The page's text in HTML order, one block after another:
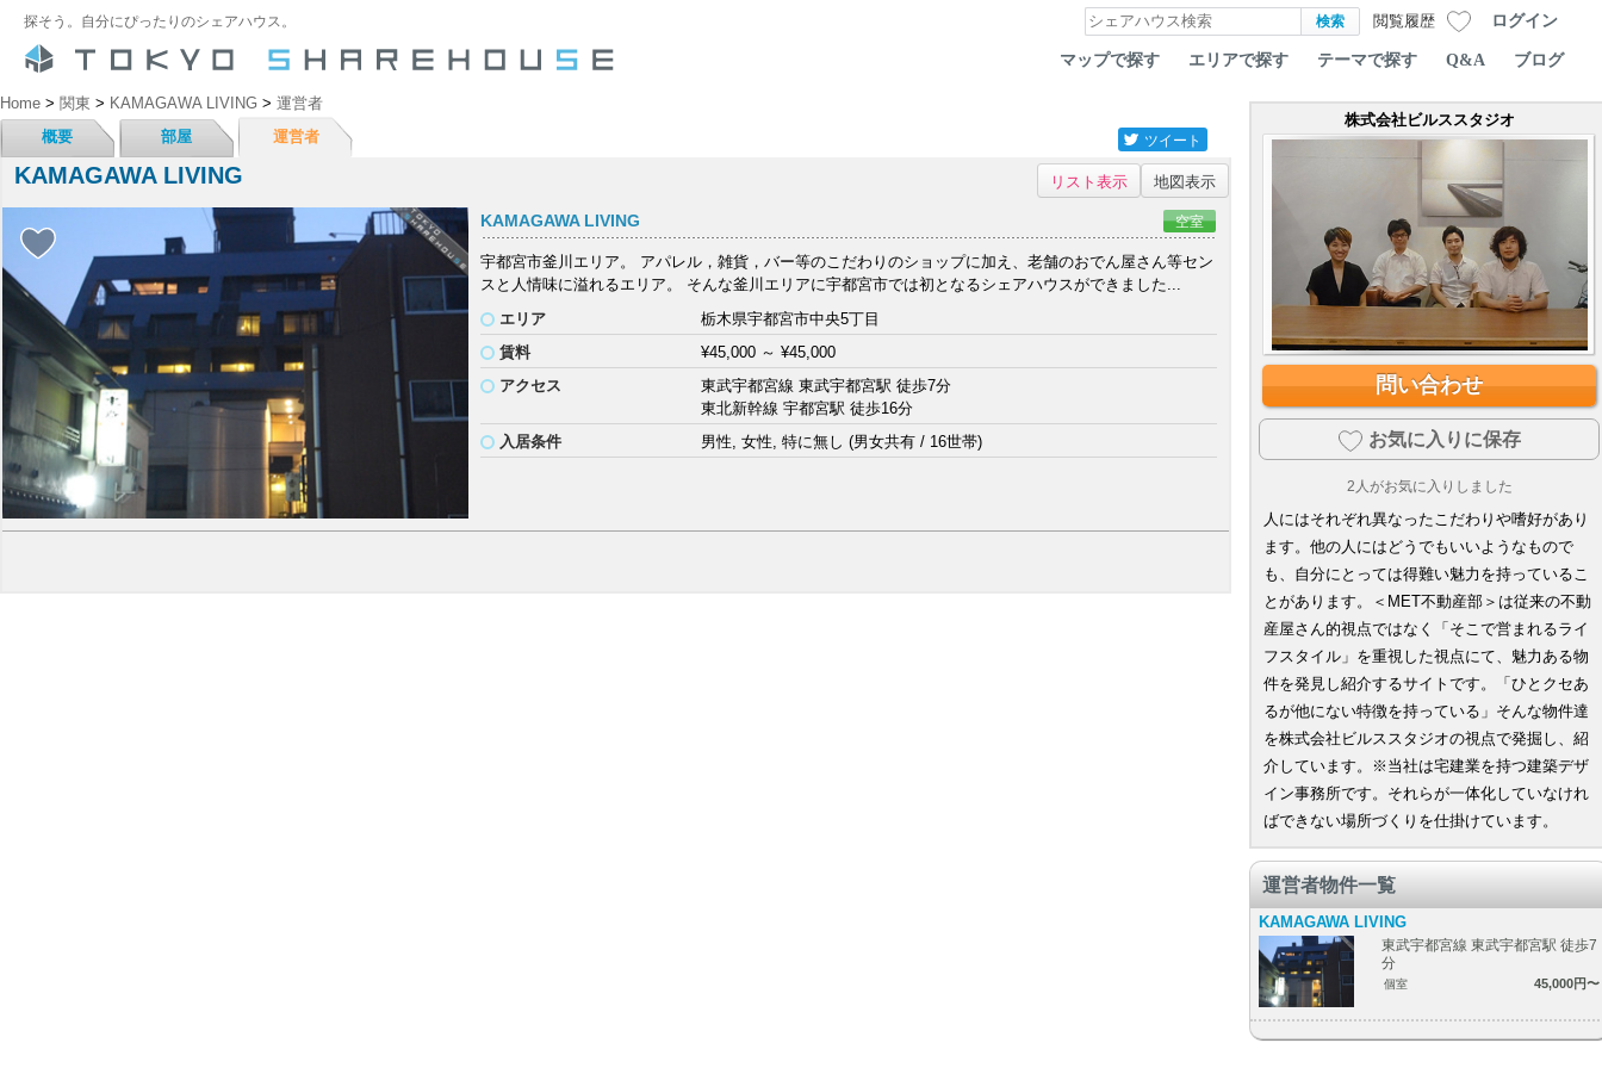
探そう。自分にぴったりのシェアハウス。 閲覧履歴 ログイン
マップで探す エリアで探す テーマで探す Q&A ブログ
Home > 関東 > KAMAGAWA LIVING > 運営者
概要
部屋 運営者 ツイート
KAMAGAWA LIVING リスト表示 地図表示
KAMAGAWA LIVING 空室
宇都宮市釜川エリア。 アパレル，雑貨，バー等のこだわりのショップに加え、老舗のおでん屋さん等セン
スと人情味に溢れるエリア。 そんな釜川エリアに宇都宮市では初となるシェアハウスができました...
エリア
栃木県宇都宮市中央5丁目
賃料
¥45,000 ～¥45,000
アクセス
東武宇都宮線 東武宇都宮駅 徒歩7分
東北新幹線 宇都宮駅 徒歩16分
入居条件
男性, 女性, 特に無し (男女共有 / 16世帯)
株式会社ビルススタジオ
問い合わせ
お気に入りに保存
2 人がお気に入りしました
人にはそれぞれ異なったこだわりや嗜好があり
ます。他の人にはどうでもいいようなもので
も、自分にとっては得難い魅力を持っているこ
とがあります。＜MET不動産部＞は従来の不動
産屋さん的視点ではなく「そこで営まれるライ
フスタイル」を重視した視点にて、魅力ある物
件を発見し紹介するサイトです。「ひとクセあ
るが他にない特徴を持っている」そんな物件達
を株式会社ビルススタジオの視点で発掘し、紹
介しています。※当社は宅建業を持つ建築デザ
イン事務所です。それらが一体化していなけれ
ばできない場所づくりを仕掛けています。
運営者物件一覧
KAMAGAWA LIVING
東武宇都宮線 東武宇都宮駅 徒歩7
分
個室 45,000円〜